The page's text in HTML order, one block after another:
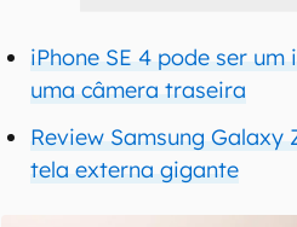
iPhone SE 4 pode ser um
uma câmera traseira
Review Samsung Galaxy
tela externa gigante